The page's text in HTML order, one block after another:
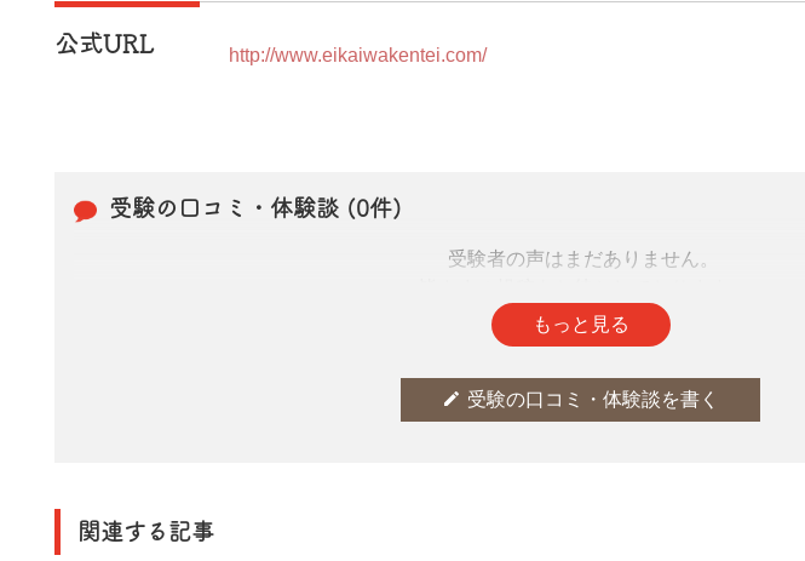
公式URL http://www.eikaiwakentei.com/
受験の口コミ・体験談 (0件)
受験者の声はまだありません。
もっと見る
edit 受験の口コミ・体験談を書く
関連する記事